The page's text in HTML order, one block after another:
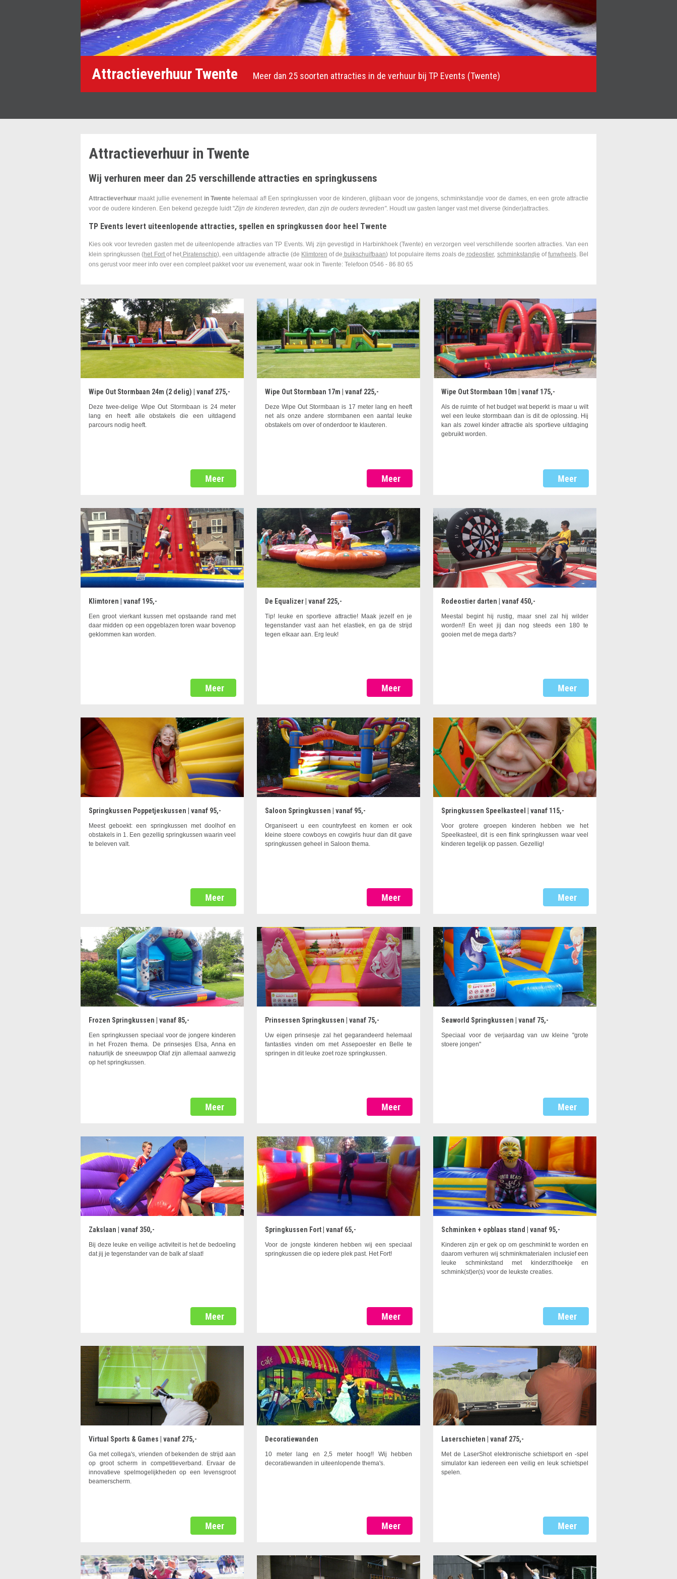
Attractieverhuur Twente Meer dan 25 soorten attracties in de verhuur bij TP Events (Twente)
Attractieverhuur in Twente
Wij verhuren meer dan 25 verschillende attracties en springkussens
Attractieverhuur maakt jullie evenement in Twentehelemaal af! Een springkussen voor de kinderen, glijbaan voor de jongens, schminkstandje voor de dames, en een grote attractie
voor de oudere kinderen. Een bekend gezegde luidt "Zijn de kinderen tevreden, dan zijn de ouders tevreden". Houdt uw gasten langer vast met diverse (kinder)attracties.
TP Events levert uiteenlopende attracties, spellen en springkussen door heel Twente
Kies ook voor tevreden gasten met de uiteenlopende attracties van TP Events. Wij zijn gevestigd in Harbinkhoek (Twente) en verzorgen veel verschillende soorten attracties. Van een
klein springkussen (het Fort of hetPiratenschip), een uitdagende attractie (de Klimtoren of de buikschuifbaan) tot populaire items zoals de rodeostier, schminkstandje offunwheels. Bel
ons gerust voor meer info over een compleet pakket voor uw evenement, waar ook in Twente: Telefoon 0546 - 86 80 65
Wipe Out Stormbaan 24m (2 delig) | vanaf 275,-
Deze twee-delige Wipe Out Stormbaan is 24 meter
lang en heeft alle obstakels die een uitdagend
parcours nodig heeft.
Wipe Out Stormbaan 17m | vanaf 225,-
Deze Wipe Out Stormbaan is 17 meter lang en heeft
net als onze andere stormbanen een aantal leuke
obstakels om over of onderdoor te klauteren.
Wipe Out Stormbaan 10m | vanaf 175,-
Als de ruimte of het budget wat beperkt is maar u wilt
wel een leuke stormbaan dan is dit de oplossing. Hij
kan als zowel kinder attractie als sportieve uitdaging
gebruikt worden.
Klimtoren | vanaf 195,-
Een groot vierkant kussen met opstaande rand met
daar midden op een opgeblazen toren waar bovenop
geklommen kan worden.
De Equalizer | vanaf 225,-
Tip! leuke en sportieve attractie! Maak jezelf en je
tegenstander vast aan het elastiek, en ga de strijd
tegen elkaar aan. Erg leuk!
Rodeostier darten | vanaf 450,-
Meestal begint hij rustig, maar snel zal hij wilder
worden!! En weet jij dan nog steeds een 180 te
gooien met de mega darts?
Springkussen Poppetjeskussen | vanaf 95,-
Meest geboekt: een springkussen met doolhof en
obstakels in 1. Een gezellig springkussen waarin veel
te beleven valt.
Saloon Springkussen | vanaf 95,-
Organiseert u een countryfeest en komen er ook
kleine stoere cowboys en cowgirls huur dan dit gave
springkussen geheel in Saloon thema.
Springkussen Speelkasteel | vanaf 115,-
Voor grotere groepen kinderen hebben we het
Speelkasteel, dit is een flink springkussen waar veel
kinderen tegelijk op passen. Gezellig!
Frozen Springkussen | vanaf 85,-
Een springkussen speciaal voor de jongere kinderen
in het Frozen thema. De prinsesjes Elsa, Anna en
natuurlijk de sneeuwpop Olaf zijn allemaal aanwezig
op het springkussen.
Prinsessen Springkussen | vanaf 75,-
Uw eigen prinsesje zal het gegarandeerd helemaal
fantasties vinden om met Assepoester en Belle te
springen in dit leuke zoet roze springkussen.
Seaworld Springkussen | vanaf 75,-
Speciaal voor de verjaardag van uw kleine "grote
stoere jongen"
Zakslaan | vanaf 350,-
Bij deze leuke en veilige activiteit is het de bedoeling
dat jij je tegenstander van de balk af slaat!
Springkussen Fort | vanaf 65,-
Voor de jongste kinderen hebben wij een speciaal
springkussen die op iedere plek past. Het Fort!
Schminken + opblaas stand | vanaf 95,-
Kinderen zijn er gek op om geschminkt te worden en
daarom verhuren wij schminkmaterialen inclusief een
leuke schminkstand met kinderzithoekje en
schmink(st)er(s) voor de leukste creaties.
Virtual Sports & Games | vanaf 275,-
Ga met collega's, vrienden of bekenden de strijd aan
op groot scherm in competitieverband. Ervaar de
innovatieve spelmogelijkheden op een levensgroot
beamerscherm.
Decoratiewanden
10 meter lang en 2,5 meter hoog!! Wij hebben
decoratiewanden in uiteenlopende thema's.
Laserschieten | vanaf 275,-
Met de LaserShot elektronische schietsport en -spel
simulator kan iedereen een veilig en leuk schietspel
spelen.